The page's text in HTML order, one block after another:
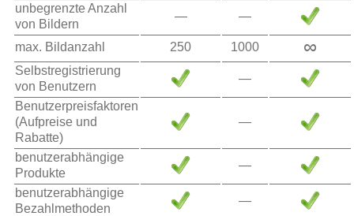
unbegrenzte Anzahl
von Bildern
— —
max. Bildanzahl 250 1000 ∞
Selbstregistrierung
von Benutzern
—
Benutzerpreisfaktoren
(Aufpreise und
Rabatte)
—
benutzerabhängige
Produkte
—
benutzerabhängige
Bezahlmethoden
—